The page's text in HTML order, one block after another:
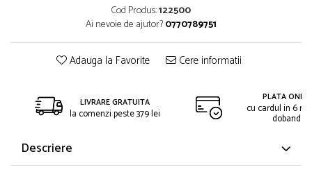
Cod Produs:122500
Ai nevoie de ajutor?0770789751
Adauga la Favorite Cere informatii
LIVRARE GRATUITA
la comenzi peste 379 lei
PLATA
cu cardul in 6
dobanda
Descriere